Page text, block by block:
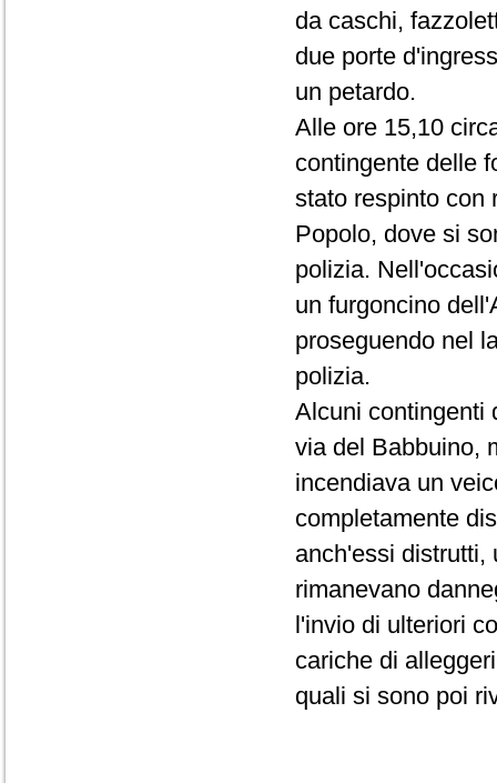
da caschi,
due porte
un petardo.
Alle ore 15,10
contingente delle
stato respinto con
Popolo, dove si
polizia.
un furgoncino
proseguendo nel
polizia.
Alcuni contingenti
via del Babbuino,
incendiava un
completamente
anch'essi distrutti,
rimanevano
l'invio di ulteriori
cariche di
quali si sono poi